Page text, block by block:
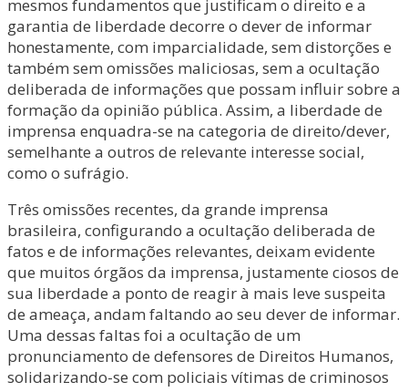
mesmos fundamentos que justificam o direito e a
garantia de liberdade decorre o dever de informar
honestamente, com imparcialidade, sem distorções e
também sem omissões maliciosas, sem a ocultação
deliberada de informações que possam influir sobre a
formação da opinião pública. Assim, a liberdade de
imprensa enquadra-se na categoria de direito/dever,
semelhante a outros de relevante interesse social,
como o sufrágio.
Três omissões recentes, da grande imprensa
brasileira, configurando a ocultação deliberada de
fatos e de informações relevantes, deixam evidente
que muitos órgãos da imprensa, justamente ciosos de
sua liberdade a ponto de reagir à mais leve suspeita
de ameaça, andam faltando ao seu dever de informar.
Uma dessas faltas foi a ocultação de um
pronunciamento de defensores de Direitos Humanos,
solidarizando-se com policiais vítimas de criminosos